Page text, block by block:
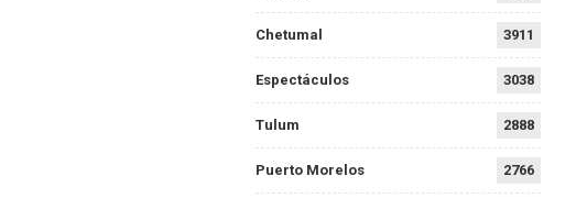
Chetumal 3911
Espectáculos 3038
Tulum 2888
Puerto Morelos 2766